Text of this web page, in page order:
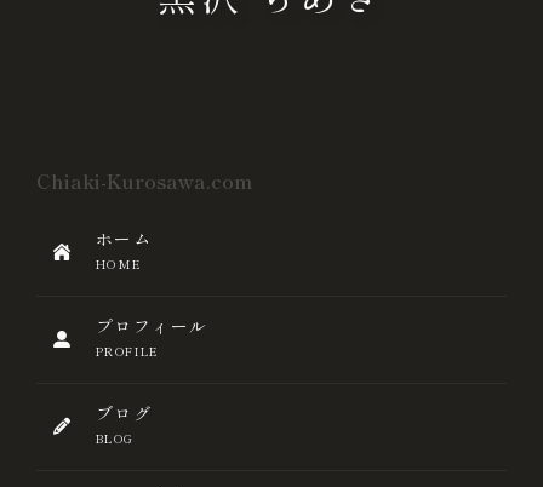
Chiaki-Kurosawa.com
ホーム
HOME
プロフィール
PROFILE
ブログ
BLOG